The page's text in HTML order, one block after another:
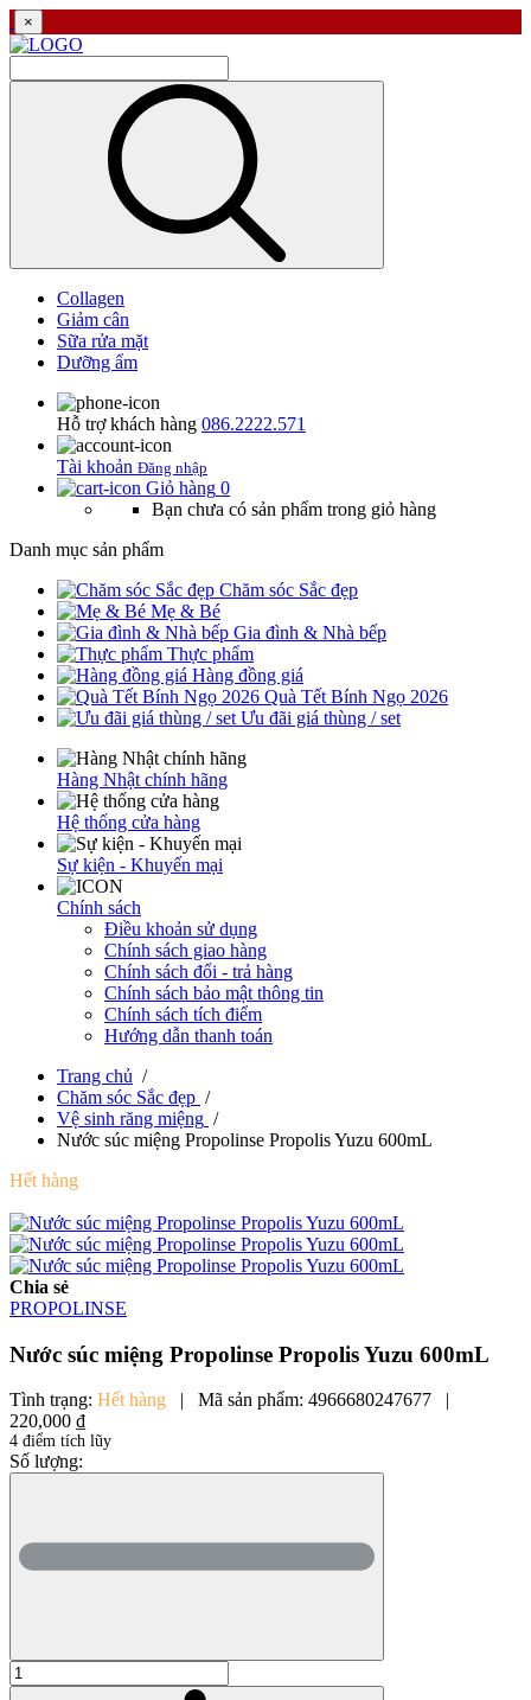
×
Collagen
Giảm cân
Sữa rửa mặt
Dưỡng ẩm
Hỗ trợ khách hàng 086.2222.571
Tài khoản Đăng nhập
Giỏ hàng 0
Bạn chưa có sản phẩm trong giỏ hàng
Danh mục sản phẩm
Chăm sóc Sắc đẹp
Mẹ & Bé
Gia đình & Nhà bếp
Thực phẩm
Hàng đồng giá
Quà Tết Bính Ngọ 2026
Ưu đãi giá thùng / set
Hàng Nhật chính hãng
Hệ thống cửa hàng
Sự kiện - Khuyến mại
Chính sách
Điều khoản sử dụng
Chính sách giao hàng
Chính sách đổi - trả hàng
Chính sách bảo mật thông tin
Chính sách tích điểm
Hướng dẫn thanh toán
Trang chủ /
Chăm sóc Sắc đẹp /
Vệ sinh răng miệng /
Nước súc miệng Propolinse Propolis Yuzu 600mL
Hết hàng
Chia sẻ
PROPOLINSE
Nước súc miệng Propolinse Propolis Yuzu 600mL
Tình trạng: Hết hàng | Mã sản phẩm: 4966680247677
|
220,000 ₫
4 điểm tích lũy
Số lượng: